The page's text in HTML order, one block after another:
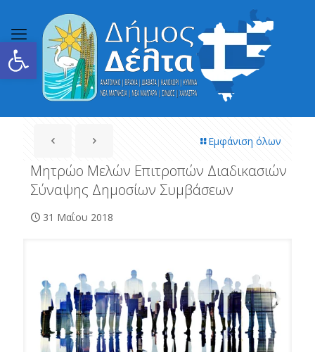
Ανοίξτε τη γραμμή εργαλείων
Εμφάνιση όλων
Μητρώο Μελών Επιτροπών Διαδικασιών
Σύναψης Δημοσίων Συμβάσεων
31 Μαΐου 2018